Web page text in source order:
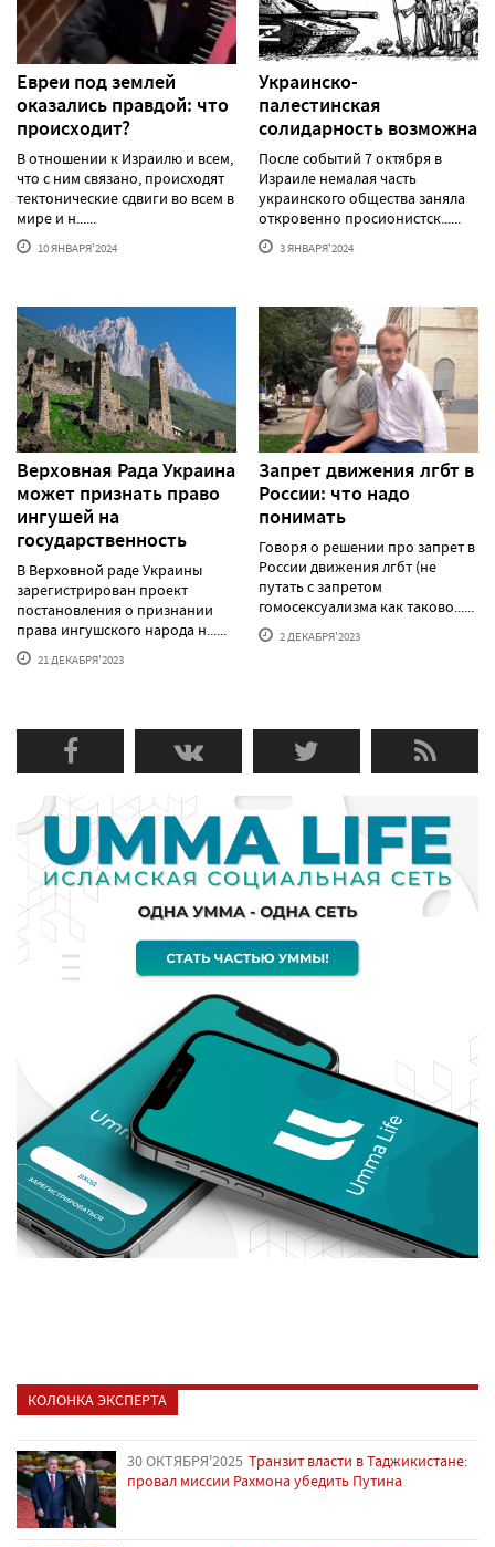
Евреи под землей
оказались правдой: что
происходит?
В отношении к Израилю и всем,
что с ним связано, происходят
тектонические сдвиги во всем в
мире и н......
10 ЯНВАРЯ'2024
Украинско-
палестинская
солидарность возможна
После событий 7 октября в
Израиле немалая часть
украинского общества заняла
откровенно просионистск......
3 ЯНВАРЯ'2024
Верховная Рада Украина
может признать право
ингушей на
государственность
В Верховной раде Украины
зарегистрирован проект
постановления о признании
права ингушского народа н......
21 ДЕКАБРЯ'2023
Запрет движения лгбт в
России: что надо
понимать
Говоря о решении про запрет в
России движения лгбт (не
путать с запретом
гомосексуализма как таково......
2 ДЕКАБРЯ'2023
КОЛОНКА ЭКСПЕРТА
30 ОКТЯБРЯ'2025 Транзит власти в Таджикистане:
провал миссии Рахмона убедить Путина